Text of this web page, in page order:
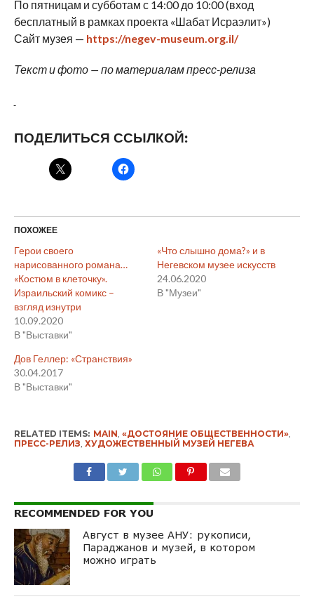
По пятницам и субботам с 14:00 до 10:00 (вход
бесплатный в рамках проекта «Шабат Исраэлит»)
Сайт музея — https://negev-museum.org.il/
Текст и фото — по материалам пресс-релиза
ПОДЕЛИТЬСЯ ССЫЛКОЙ:
ПОХОЖЕЕ
Герои своего
нарисованного романа…
«Костюм в клеточку».
Израильский комикс –
взгляд изнутри
10.09.2020
В "Выставки"
«Что слышно дома?» и в
Негевском музее искусств
24.06.2020
В "Музеи"
Дов Геллер: «Странствия»
30.04.2017
В "Выставки"
RELATED ITEMS: MAIN, «ДОСТОЯНИЕ ОБЩЕСТВЕННОСТИ»,
ПРЕСС-РЕЛИЗ, ХУДОЖЕСТВЕННЫЙ МУЗЕЙ НЕГЕВА
RECOMMENDED FOR YOU
Август в музее АНУ: рукописи,
Параджанов и музей, в котором
можно играть